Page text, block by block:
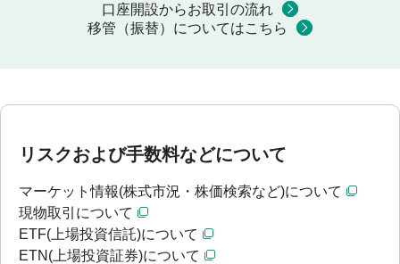
口座開設からお取引の流れ
移管（振替）についてはこちら
リスクおよび手数料などについて
マーケット情報(株式市況・株価検索など)について
現物取引について
ETF(上場投資信託)について
ETN(上場投資証券)について